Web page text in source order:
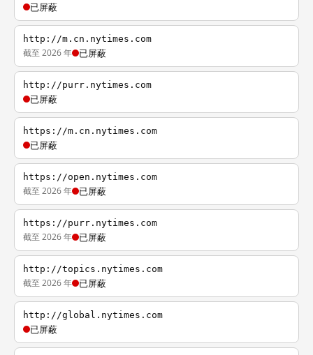
已屏蔽
http://m.cn.nytimes.com
截至 2026 年 已屏蔽
http://purr.nytimes.com
已屏蔽
https://m.cn.nytimes.com
已屏蔽
https://open.nytimes.com
截至 2026 年 已屏蔽
https://purr.nytimes.com
截至 2026 年 已屏蔽
http://topics.nytimes.com
截至 2026 年 已屏蔽
http://global.nytimes.com
已屏蔽